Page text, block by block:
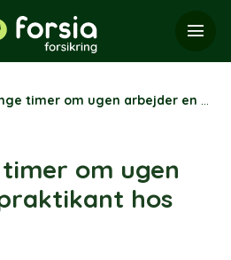
om ugen arbejder en praktikant hos jer?
om ugen
hos